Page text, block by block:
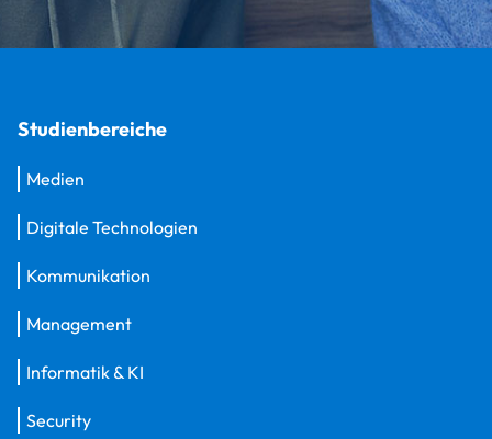
Studienbereiche
Medien
Digitale Technologien
Kommunikation
Management
Informatik & KI
Security